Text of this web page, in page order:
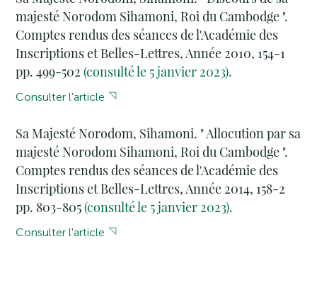
majesté Norodom Sihamoni, Roi du Cambodge ".
Comptes rendus des séances de l'Académie des
Inscriptions et Belles-Lettres, Année 2010, 154-1
pp. 499-502(consulté le 5 janvier 2023).
Consulter l'article
Sa Majesté Norodom, Sihamoni. " Allocution par sa
majesté Norodom Sihamoni, Roi du Cambodge ".
Comptes rendus des séances de l'Académie des
Inscriptions et Belles-Lettres, Année 2014, 158-2
pp. 803-805(consulté le 5 janvier 2023).
Consulter l'article